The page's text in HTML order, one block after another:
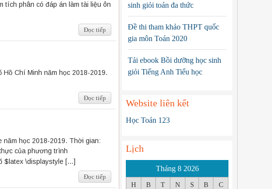
tích phân có đáp án làm tài liệu ôn
Đọc tiếp
Chí Minh năm học 2018-2019.
Đọc tiếp
năm học 2018-2019. Thời gian:
của phương trình
$latex \displaystyle […]
Đọc tiếp
sinh giỏi toán đa thức
Đề thi tham khảo THPT quốc
gia môn Toán 2020
Tải ebook Bồi dưỡng học sinh
giỏi Tiếng Anh Tiểu học
Website liên kết
Học Toán 123
Lịch
Tháng 8 2026
H B T N S B C